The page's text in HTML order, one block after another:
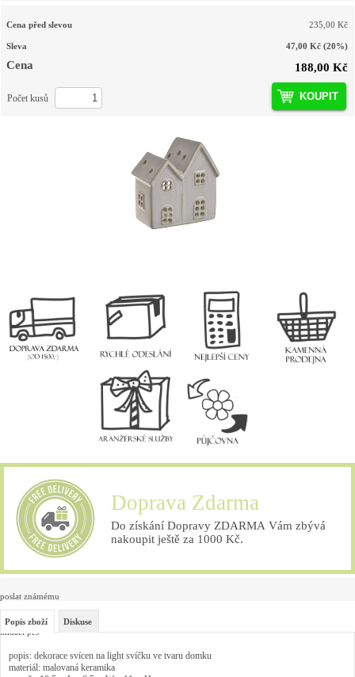
Cena před slevou 235,00 Kč
Sleva 47,00 Kč (20%)
Cena 188,00 Kč
KOUPIT
Počet kusů
Doprava Zdarma
Do získání Dopravy ZDARMA Vám zbývá
nakoupit ještě za 1000 Kč.
poslat známému
hlídací pes
Popis zboží Diskuse
popis: dekorace svícen na light svíčku ve tvaru domku
materiál: malovaná keramika